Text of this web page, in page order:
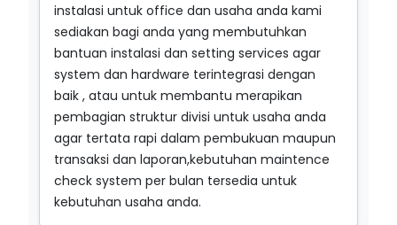
instalasi untuk office dan usaha anda kami
sediakan bagi anda yang membutuhkan
bantuan instalasi dan setting services agar
system dan hardware terintegrasi dengan
baik , atau untuk membantu merapikan
pembagian struktur divisi untuk usaha anda
agar tertata rapi dalam pembukuan maupun
transaksi dan laporan,kebutuhan maintence
check system per bulan tersedia untuk
kebutuhan usaha anda.